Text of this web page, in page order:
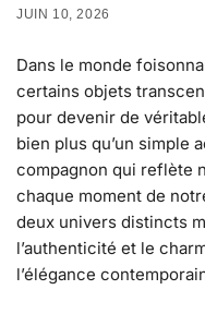
JUIN 10, 2026
Dans le monde
certains objets
pour devenir de
bien plus qu’un simple
compagnon qui reflète
chaque moment de
deux univers distincts
l’authenticité et le
l’élégance